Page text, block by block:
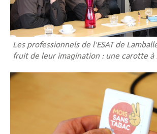
Les professionnels de l'ESAT de
fruit de leur imagination : une carotte à